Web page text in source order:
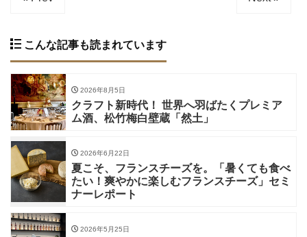
こんな記事も読まれています
2026年8月5日
クラフト新時代！ 世界へ羽ばたくプレミア
ム酒、松竹梅白壁蔵「然土」
2026年6月22日
夏こそ、フランスチーズを。「暑くても食べ
たい！爽やかに楽しむフランスチーズ」セミ
ナーレポート
2026年5月25日